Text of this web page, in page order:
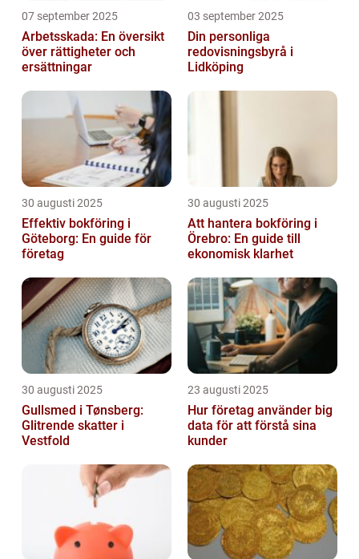
07 september 2025
Arbetsskada: En översikt
över rättigheter och
ersättningar
03 september 2025
Din personliga
redovisningsbyrå i
Lidköping
30 augusti 2025
Effektiv bokföring i
Göteborg: En guide för
företag
30 augusti 2025
Att hantera bokföring i
Örebro: En guide till
ekonomisk klarhet
30 augusti 2025
Gullsmed i Tønsberg:
Glitrende skatter i
Vestfold
23 augusti 2025
Hur företag använder big
data för att förstå sina
kunder